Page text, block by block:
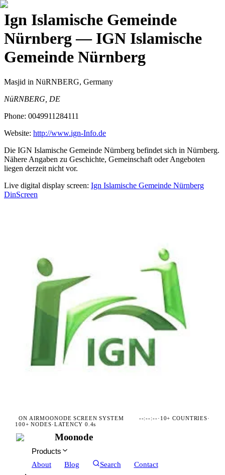
Ign Islamische Gemeinde
Nürnberg— IGN Islamische
Gemeinde Nürnberg
Masjid in NüRNBERG, Germany
NüRNBERG, DE
Phone: 0049911284111
Website: http://www.ign-Info.de
Die IGN Islamische Gemeinde Nürnberg befindet sich in Nürnberg.
Nähere Angaben zu Geschichte, Gemeinschaft oder Angeboten
liegen derzeit nicht vor.
Live digital display screen: Ign Islamische Gemeinde Nürnberg
DinScreen
ON AIRMOONODE SCREEN SYSTEM --:--:--· 10+ COUNTRIES·
100+ NODES·LATENCY 0.4s
Moonode
Products
About
Blog Search Contact